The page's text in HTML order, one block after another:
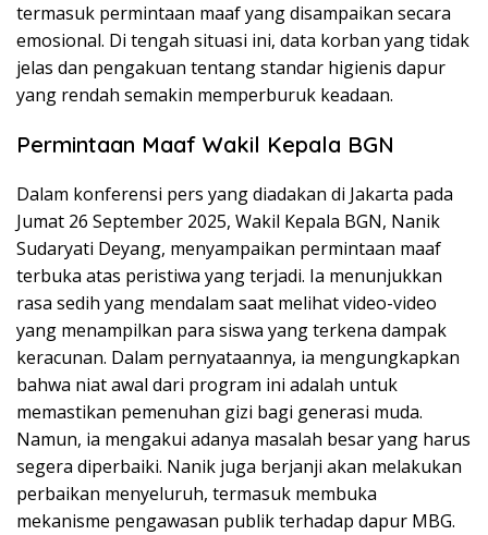
termasuk permintaan maaf yang disampaikan secara
emosional. Di tengah situasi ini, data korban yang tidak
jelas dan pengakuan tentang standar higienis dapur
yang rendah semakin memperburuk keadaan.
Permintaan Maaf Wakil Kepala BGN
Dalam konferensi pers yang diadakan di Jakarta pada
Jumat 26 September 2025, Wakil Kepala BGN, Nanik
Sudaryati Deyang, menyampaikan permintaan maaf
terbuka atas peristiwa yang terjadi. Ia menunjukkan
rasa sedih yang mendalam saat melihat video-video
yang menampilkan para siswa yang terkena dampak
keracunan. Dalam pernyataannya, ia mengungkapkan
bahwa niat awal dari program ini adalah untuk
memastikan pemenuhan gizi bagi generasi muda.
Namun, ia mengakui adanya masalah besar yang harus
segera diperbaiki. Nanik juga berjanji akan melakukan
perbaikan menyeluruh, termasuk membuka
mekanisme pengawasan publik terhadap dapur MBG.